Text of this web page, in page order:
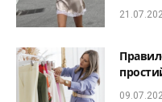
до
який